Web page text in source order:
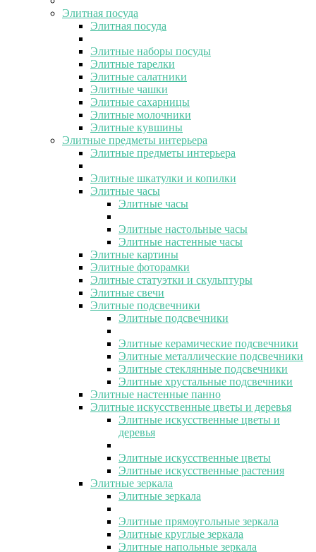
Элитная посуда
Элитная посуда
Элитные наборы посуды
Элитные тарелки
Элитные салатники
Элитные чашки
Элитные сахарницы
Элитные молочники
Элитные кувшины
Элитные предметы интерьера
Элитные предметы интерьера
Элитные шкатулки и копилки
Элитные часы
Элитные часы
Элитные настольные часы
Элитные настенные часы
Элитные картины
Элитные фоторамки
Элитные статуэтки и скульптуры
Элитные свечи
Элитные подсвечники
Элитные подсвечники
Элитные керамические подсвечники
Элитные металлические подсвечники
Элитные стеклянные подсвечники
Элитные хрустальные подсвечники
Элитные настенные панно
Элитные искусственные цветы и деревья
Элитные искусственные цветы и
деревья
Элитные искусственные цветы
Элитные искусственные растения
Элитные зеркала
Элитные зеркала
Элитные прямоугольные зеркала
Элитные круглые зеркала
Элитные напольные зеркала